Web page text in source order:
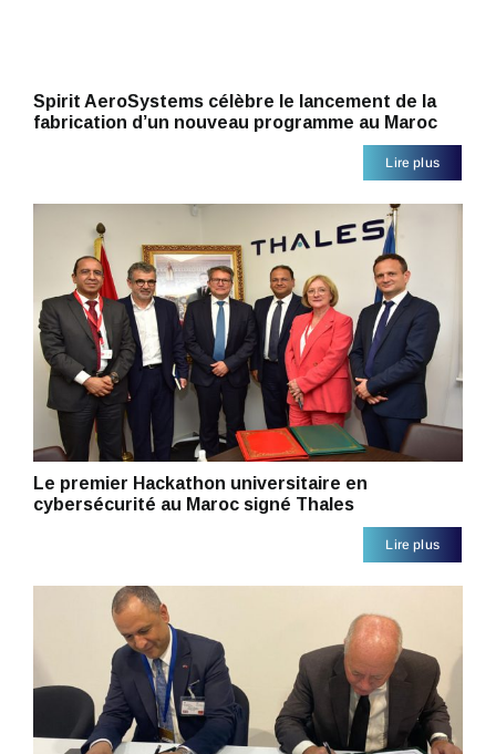
Spirit AeroSystems célèbre le lancement de la
fabrication d’un nouveau programme au Maroc
Lire plus
Le premier Hackathon universitaire en
cybersécurité au Maroc signé Thales
Lire plus